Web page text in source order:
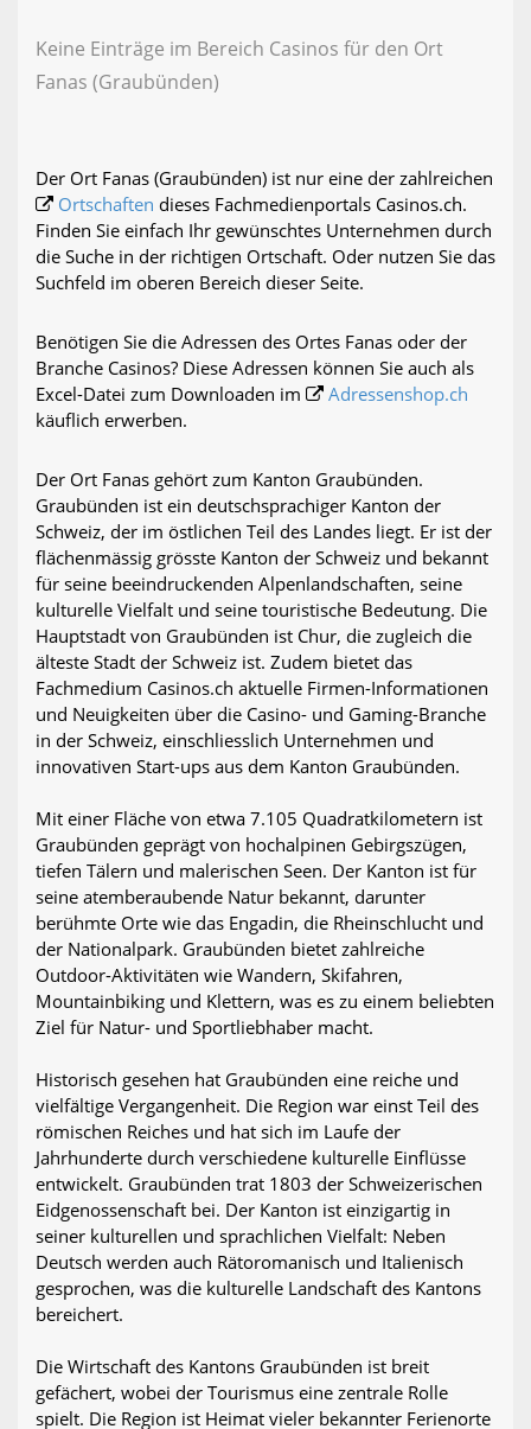
Keine Einträge im Bereich Casinos für den Ort
Fanas (Graubünden)
Der Ort Fanas (Graubünden) ist nur eine der zahlreichen
Ortschaften dieses Fachmedienportals Casinos.ch.
Finden Sie einfach Ihr gewünschtes Unternehmen durch
die Suche in der richtigen Ortschaft. Oder nutzen Sie das
Suchfeld im oberen Bereich dieser Seite.
Benötigen Sie die Adressen des Ortes Fanas oder der
Branche Casinos? Diese Adressen können Sie auch als
Excel-Datei zum Downloaden im
Adressenshop.ch
käuflich erwerben.
Der Ort Fanas gehört zum Kanton Graubünden.
Graubünden ist ein deutschsprachiger Kanton der
Schweiz, der im östlichen Teil des Landes liegt. Er ist der
flächenmässig grösste Kanton der Schweiz und bekannt
für seine beeindruckenden Alpenlandschaften, seine
kulturelle Vielfalt und seine touristische Bedeutung. Die
Hauptstadt von Graubünden ist Chur, die zugleich die
älteste Stadt der Schweiz ist. Zudem bietet das
Fachmedium Casinos.ch aktuelle Firmen-Informationen
und Neuigkeiten über die Casino- und Gaming-Branche
in der Schweiz, einschliesslich Unternehmen und
innovativen Start-ups aus dem Kanton Graubünden.
Mit einer Fläche von etwa 7.105 Quadratkilometern ist
Graubünden geprägt von hochalpinen Gebirgszügen,
tiefen Tälern und malerischen Seen. Der Kanton ist für
seine atemberaubende Natur bekannt, darunter
berühmte Orte wie das Engadin, die Rheinschlucht und
der Nationalpark. Graubünden bietet zahlreiche
Outdoor-Aktivitäten wie Wandern, Skifahren,
Mountainbiking und Klettern, was es zu einem beliebten
Ziel für Natur- und Sportliebhaber macht.
Historisch gesehen hat Graubünden eine reiche und
vielfältige Vergangenheit. Die Region war einst Teil des
römischen Reiches und hat sich im Laufe der
Jahrhunderte durch verschiedene kulturelle Einflüsse
entwickelt. Graubünden trat 1803 der Schweizerischen
Eidgenossenschaft bei. Der Kanton ist einzigartig in
seiner kulturellen und sprachlichen Vielfalt: Neben
Deutsch werden auch Rätoromanisch und Italienisch
gesprochen, was die kulturelle Landschaft des Kantons
bereichert.
Die Wirtschaft des Kantons Graubünden ist breit
gefächert, wobei der Tourismus eine zentrale Rolle
spielt. Die Region ist Heimat vieler bekannter Ferienorte